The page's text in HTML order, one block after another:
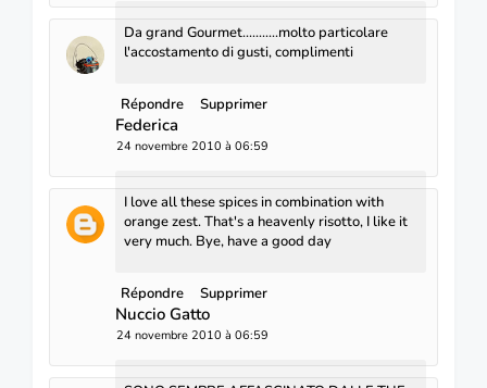
Da grand Gourmet...........molto particolare
l'accostamento di gusti, complimenti
Répondre Supprimer
Federica
24 novembre 2010 à 06:59
I love all these spices in combination with
orange zest. That's a heavenly risotto, I like it
very much. Bye, have a good day
Répondre Supprimer
Nuccio Gatto
24 novembre 2010 à 06:59